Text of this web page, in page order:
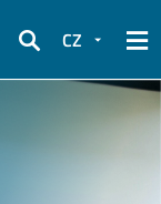
Hledat
CZ